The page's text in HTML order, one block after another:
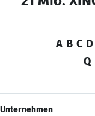
A B C D
Q
Unternehmen